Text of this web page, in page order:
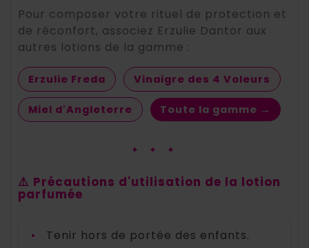
Pour composer votre rituel de protection et
de réconfort, associez Erzulie Dantor aux
autres lotions de la gamme :
Erzulie Freda Vinaigre des 4 Voleurs
Miel d'Angleterre Toute la gamme →
✦ ✦ ✦
⚠️ Précautions d'utilisation de la lotion
parfumée
•
Tenir hors de portée des enfants.